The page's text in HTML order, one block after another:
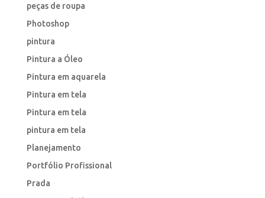
peças de roupa
Photoshop
pintura
Pintura a Óleo
Pintura em aquarela
Pintura em tela
Pintura em tela
pintura em tela
Planejamento
Portfólio Profissional
Prada